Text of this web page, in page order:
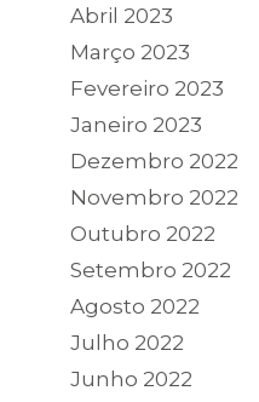
Abril 2023
Março 2023
Fevereiro 2023
Janeiro 2023
Dezembro 2022
Novembro 2022
Outubro 2022
Setembro 2022
Agosto 2022
Julho 2022
Junho 2022